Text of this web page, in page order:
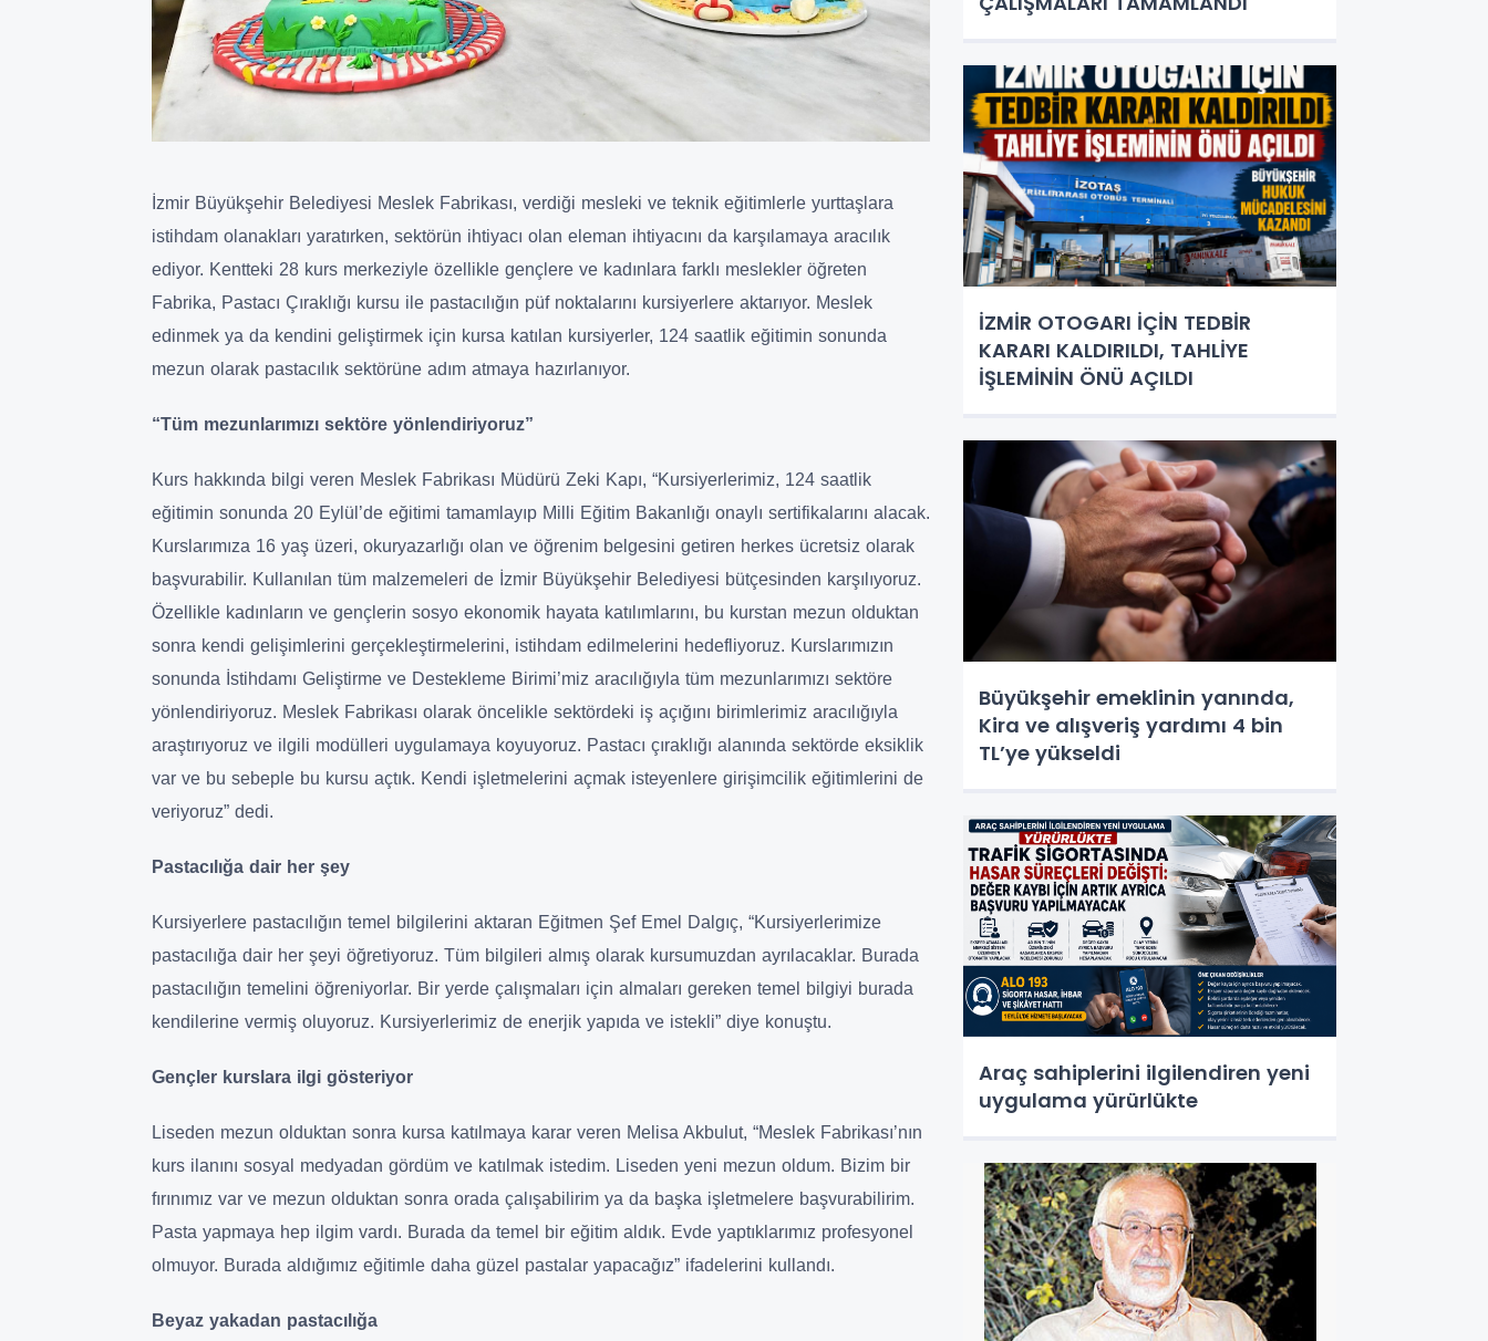
İzmir Büyükşehir Belediyesi Meslek Fabrikası, verdiği mesleki ve teknik eğitimlerle yurttaşlara
istihdam olanakları yaratırken, sektörün ihtiyacı olan eleman ihtiyacını da karşılamaya aracılık
ediyor. Kentteki 28 kurs merkeziyle özellikle gençlere ve kadınlara farklı meslekler öğreten
Fabrika, Pastacı Çıraklığı kursu ile pastacılığın püf noktalarını kursiyerlere aktarıyor. Meslek
edinmek ya da kendini geliştirmek için kursa katılan kursiyerler, 124 saatlik eğitimin sonunda
mezun olarak pastacılık sektörüne adım atmaya hazırlanıyor.
“Tüm mezunlarımızı sektöre yönlendiriyoruz”
Kurs hakkında bilgi veren Meslek Fabrikası Müdürü Zeki Kapı, “Kursiyerlerimiz, 124 saatlik
eğitimin sonunda 20 Eylül’de eğitimi tamamlayıp Milli Eğitim Bakanlığı onaylı sertifikalarını alacak.
Kurslarımıza 16 yaş üzeri, okuryazarlığı olan ve öğrenim belgesini getiren herkes ücretsiz olarak
başvurabilir. Kullanılan tüm malzemeleri de İzmir Büyükşehir Belediyesi bütçesinden karşılıyoruz.
Özellikle kadınların ve gençlerin sosyo ekonomik hayata katılımlarını, bu kurstan mezun olduktan
sonra kendi gelişimlerini gerçekleştirmelerini, istihdam edilmelerini hedefliyoruz. Kurslarımızın
sonunda İstihdamı Geliştirme ve Destekleme Birimi’miz aracılığıyla tüm mezunlarımızı sektöre
yönlendiriyoruz. Meslek Fabrikası olarak öncelikle sektördeki iş açığını birimlerimiz aracılığıyla
araştırıyoruz ve ilgili modülleri uygulamaya koyuyoruz. Pastacı çıraklığı alanında sektörde eksiklik
var ve bu sebeple bu kursu açtık. Kendi işletmelerini açmak isteyenlere girişimcilik eğitimlerini de
veriyoruz” dedi.
Pastacılığa dair her şey
Kursiyerlere pastacılığın temel bilgilerini aktaran Eğitmen Şef Emel Dalgıç, “Kursiyerlerimize
pastacılığa dair her şeyi öğretiyoruz. Tüm bilgileri almış olarak kursumuzdan ayrılacaklar. Burada
pastacılığın temelini öğreniyorlar. Bir yerde çalışmaları için almaları gereken temel bilgiyi burada
kendilerine vermiş oluyoruz. Kursiyerlerimiz de enerjik yapıda ve istekli” diye konuştu.
Gençler kurslara ilgi gösteriyor
Liseden mezun olduktan sonra kursa katılmaya karar veren Melisa Akbulut, “Meslek Fabrikası’nın
kurs ilanını sosyal medyadan gördüm ve katılmak istedim. Liseden yeni mezun oldum. Bizim bir
fırınımız var ve mezun olduktan sonra orada çalışabilirim ya da başka işletmelere başvurabilirim.
Pasta yapmaya hep ilgim vardı. Burada da temel bir eğitim aldık. Evde yaptıklarımız profesyonel
olmuyor. Burada aldığımız eğitimle daha güzel pastalar yapacağız” ifadelerini kullandı.
Beyaz yakadan pastacılığa
İZMİR OTOGARI İÇİN TEDBİR
KARARI KALDIRILDI, TAHLİYE
İŞLEMİNİN ÖNÜ AÇILDI
Büyükşehir emeklinin yanında,
Kira ve alışveriş yardımı 4 bin
TL’ye yükseldi
Araç sahiplerini ilgilendiren yeni
uygulama yürürlükte